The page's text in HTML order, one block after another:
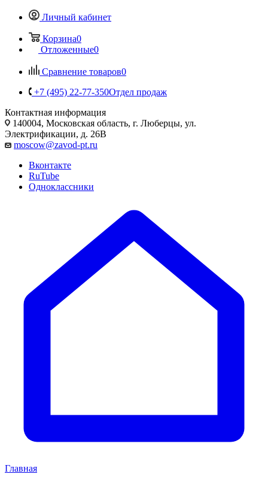
Личный кабинет
Корзина0
Отложенные0
Сравнение товаров0
+7 (495) 22-77-350Отдел продаж
Контактная информация
140004, Московская область, г. Люберцы, ул.
Электрификации, д. 26В
moscow@zavod-pt.ru
Вконтакте
RuTube
Одноклассники
Главная